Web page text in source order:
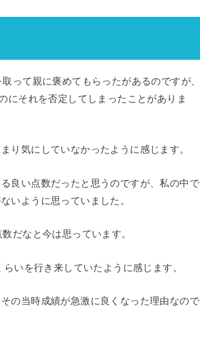
って親に褒めてもらったがあるのですが、
にそれを否定してしまったことがありま
り気にしていなかったように感じます。
良い点数だったと思うのですが、私の中で
いように思っていました。
だなと今は思っています。
いを行き来していたように感じます。
の当時成績が急激に良くなった理由なので